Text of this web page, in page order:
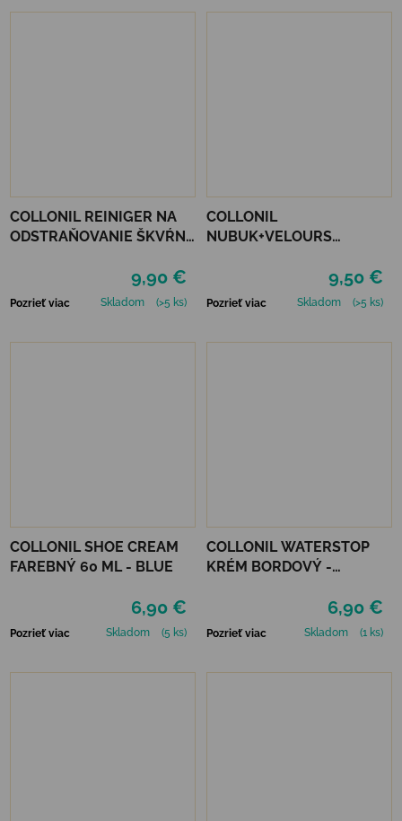
COLLONIL REINIGER NA
ODSTRAŇOVANIE ŠKVŔN
9,90 €
Pozrieť viac Skladom (>5 ks)
COLLONIL
NUBUK+VELOURS
9,50 €
Pozrieť viac Skladom (>5 ks)
COLLONIL SHOE CREAM
FAREBNÝ 60 ML - BLUE
6,90 €
Pozrieť viac Skladom (5 ks)
COLLONIL WATERSTOP
KRÉM BORDOVÝ -
6,90 €
Pozrieť viac Skladom (1 ks)